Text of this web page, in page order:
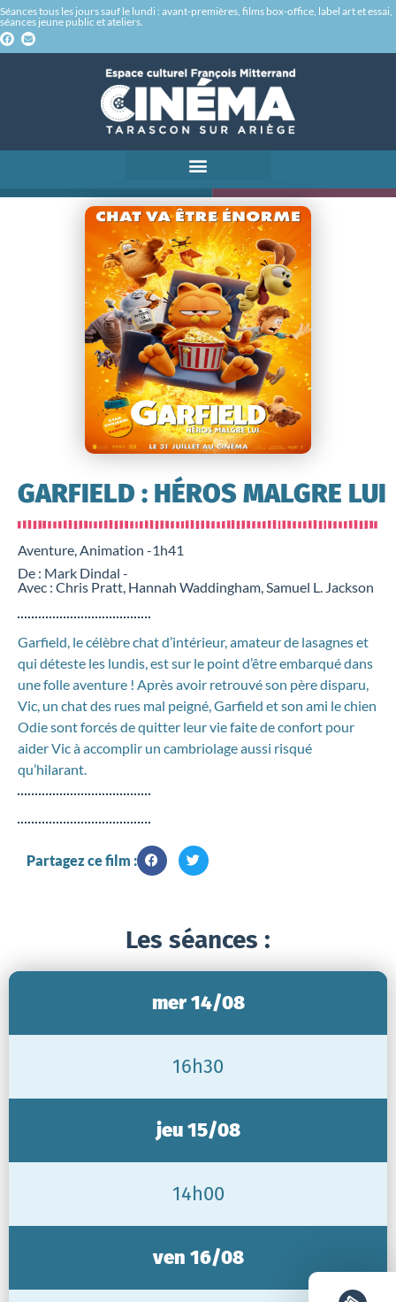
Séances tous les jours sauf le lundi : avant-premières, films box-office, label art et essai,
séances jeune public et ateliers.
GARFIELD : HÉROS MALGRE LUI
Aventure, Animation -1h41
De : Mark Dindal -
Avec : Chris Pratt, Hannah Waddingham, Samuel L. Jackson
Garfield, le célèbre chat d’intérieur, amateur de lasagnes et
qui déteste les lundis, est sur le point d’être embarqué dans
une folle aventure ! Après avoir retrouvé son père disparu,
Vic, un chat des rues mal peigné, Garfield et son ami le chien
Odie sont forcés de quitter leur vie faite de confort pour
aider Vic à accomplir un cambriolage aussi risqué
qu’hilarant.
Partagez ce film :
Les séances :
mer 14/08
16h30
jeu 15/08
14h00
ven 16/08